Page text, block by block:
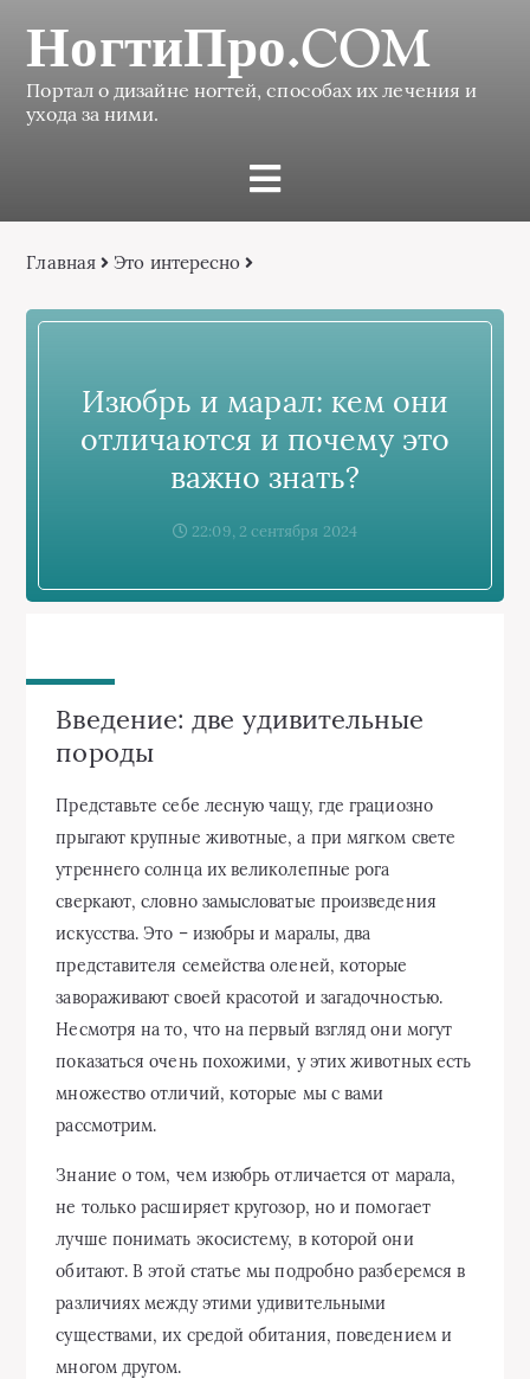
НогтиПро.COM
Портал о дизайне ногтей, способах их лечения и
ухода за ними.
Главная Это интересно
Изюбрь и марал: кем они
отличаются и почему это
важно знать?
22:09, 2 сентября 2024
Введение: две удивительные
породы
Представьте себе лесную чащу, где грациозно
прыгают крупные животные, а при мягком свете
утреннего солнца их великолепные рога
сверкают, словно замысловатые произведения
искусства. Это – изюбры и маралы, два
представителя семейства оленей, которые
завораживают своей красотой и загадочностью.
Несмотря на то, что на первый взгляд они могут
показаться очень похожими, у этих животных есть
множество отличий, которые мы с вами
рассмотрим.
Знание о том, чем изюбрь отличается от марала,
не только расширяет кругозор, но и помогает
лучше понимать экосистему, в которой они
обитают. В этой статье мы подробно разберемся в
различиях между этими удивительными
существами, их средой обитания, поведением и
многом другом.